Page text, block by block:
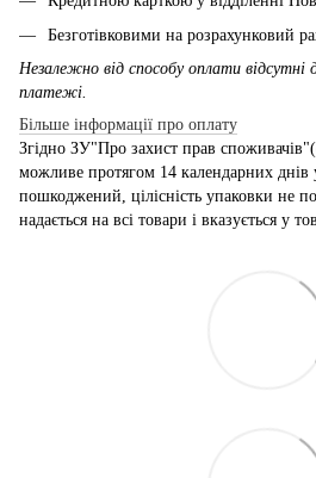
Безготівковими на розрахунковий
Незалежно від способу оплати відсутні
платежі.
Більше інформації про оплату
Згідно ЗУ"Про захист прав
можливе протягом 14 календарних днів
пошкоджений, цілісність упаковки не
надається на всі товари і вказується у